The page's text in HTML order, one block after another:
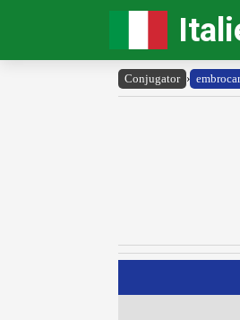
Conjugator ›